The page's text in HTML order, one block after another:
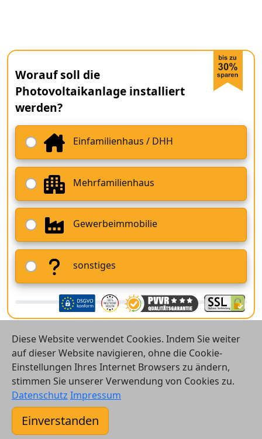
Worauf soll die
Photovoltaikanlage installiert
werden?
Einfamilienhaus / DHH
Mehrfamilienhaus
Gewerbeimmobilie
sonstiges
© 2026 Vergleichsrechner24 GmbH
Kontakt
Diese Website verwendet Cookies. Indem Sie weiter
auf dieser Website navigieren, ohne die Cookie-
Einstellungen Ihres Internet Browsers zu ändern,
stimmen Sie unserer Verwendung von Cookies zu.
Datenschutz Impressum
Einverstanden